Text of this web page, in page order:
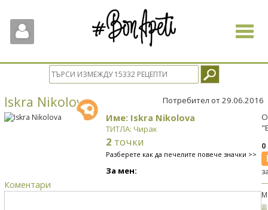
Toggle
Iskra Nikolova Потребител от 29.06.2016
Име: Iskra Nikolova
ТИТЛА: Чирак
2 точки
Разберете как да печелите повече значки >>
За мен:
Коментари